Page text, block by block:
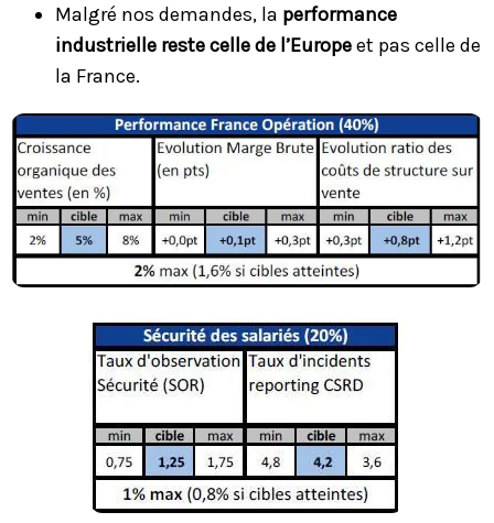
​​​Malgré nos demandes, la performance
industrielle reste celle de l’Europeet pas celle de
la France.